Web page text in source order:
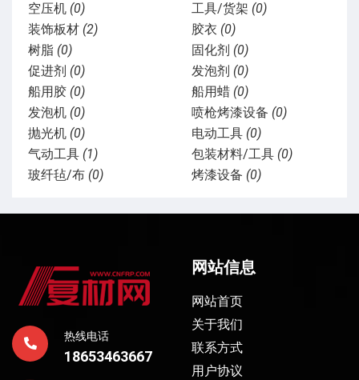
空压机 (0) 工具/货架 (0)
装饰板材 (2) 胶衣 (0)
树脂 (0) 固化剂 (0)
促进剂 (0) 发泡剂 (0)
船用胶 (0) 船用蜡 (0)
发泡机 (0) 喷枪烤漆设备 (0)
抛光机 (0) 电动工具 (0)
气动工具 (1) 包装材料/工具 (0)
玻纤毡/布 (0) 烤漆设备 (0)
热线电话
18653463667
网站信息
网站首页
关于我们
联系方式
用户协议